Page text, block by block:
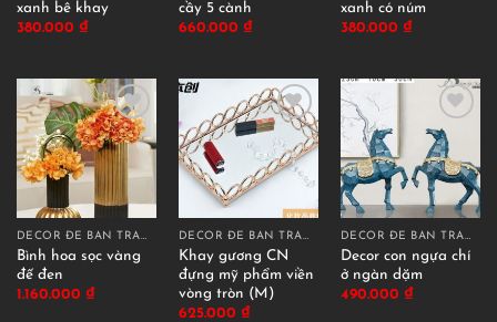
xanh bê khay
380.000 ₫
cầy 5 cành
660.000 ₫
xanh có núm
380.000 ₫
DECOR ĐỂ BÀN TRANG TRÍ
Bình hoa sọc vàng
đế đen
1.160.000 ₫
DECOR ĐỂ BÀN TRANG TRÍ
Khay gương CN
đựng mỹ phẩm viền
vòng tròn (M)
625.000 ₫
DECOR ĐỂ BÀN TRANG TRÍ
Decor con ngựa chí
ở ngàn dặm
490.000 ₫